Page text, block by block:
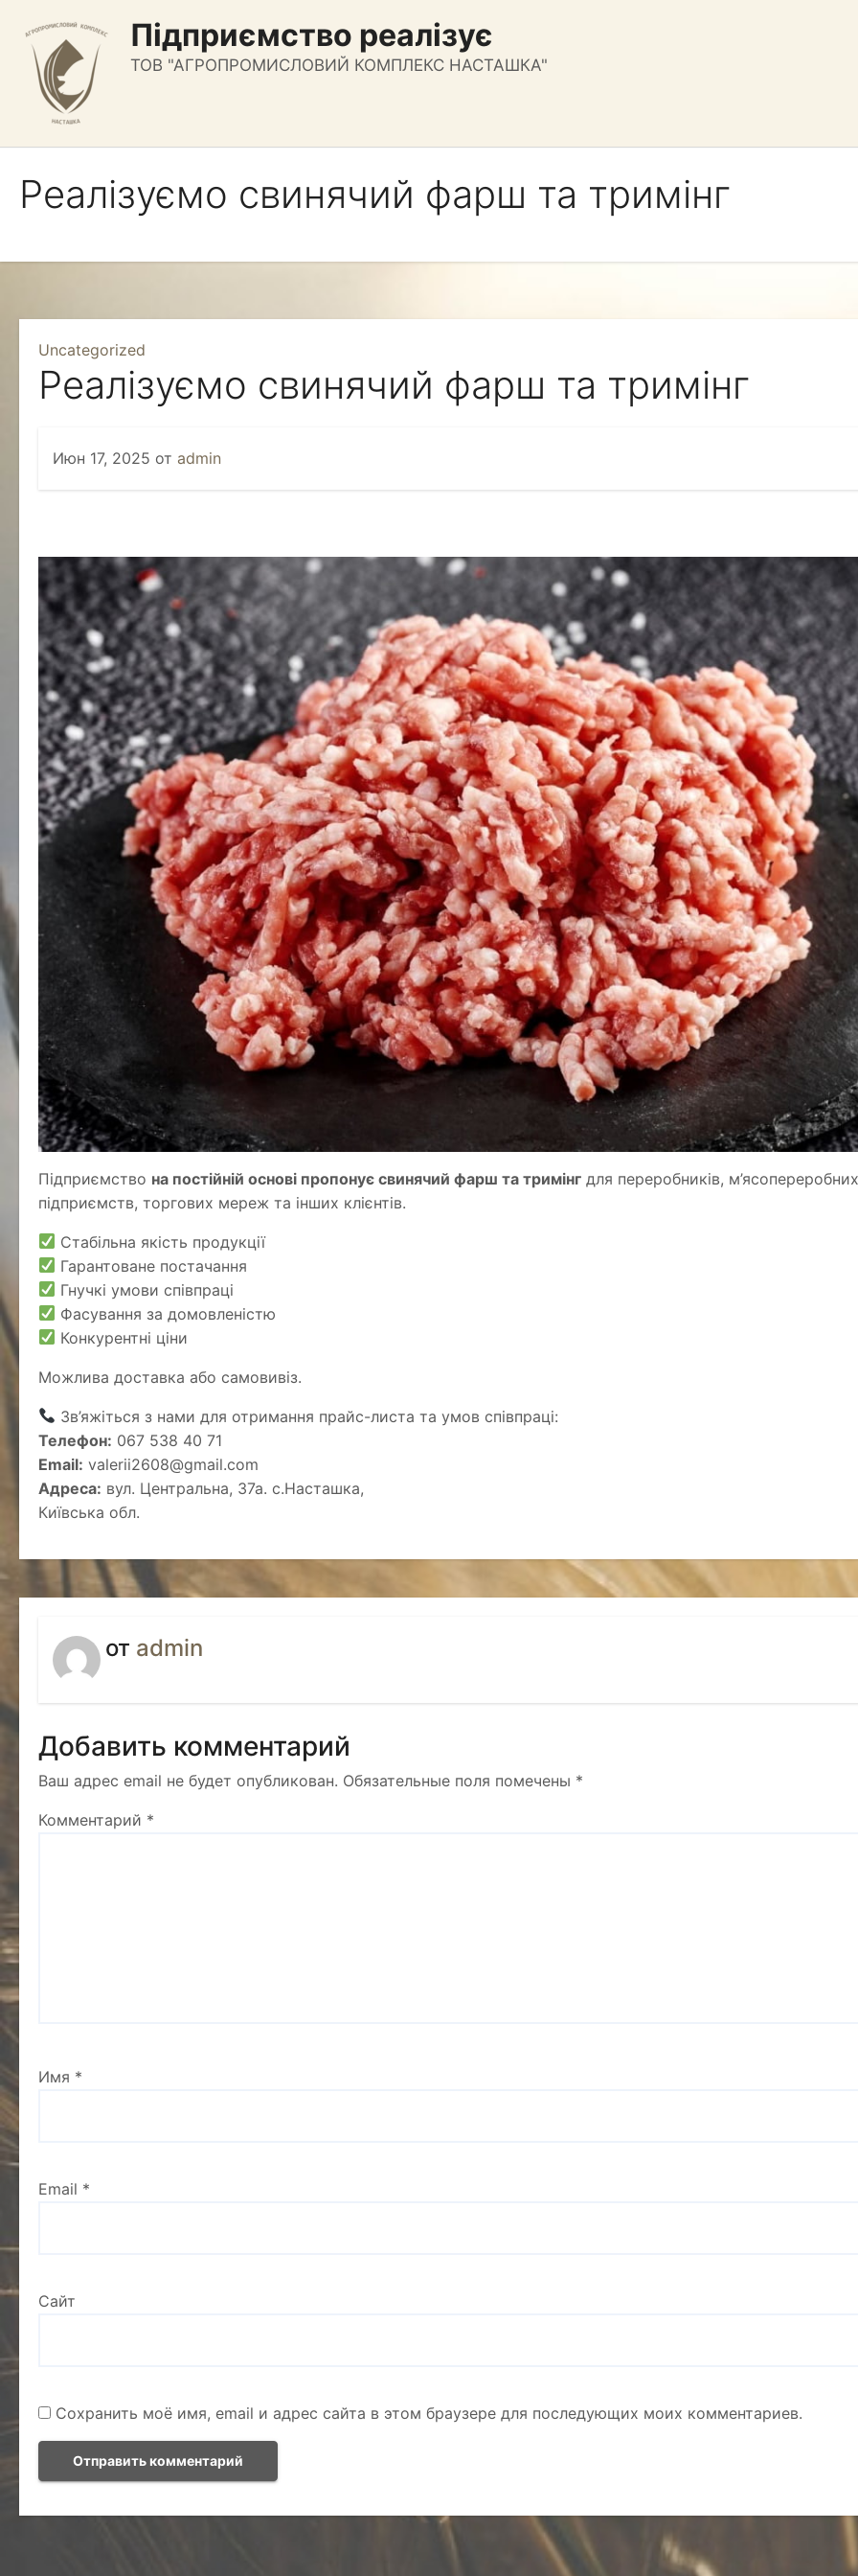
содержимому
Підприємство реалізує
ТОВ "АГРОПРОМИСЛОВИЙ КОМПЛЕКС НАСТАШКА"
Реалізуємо свинячий фарш та тримінг
Uncategorized
Реалізуємо свинячий фарш та тримінг
Июн 17, 2025 от admin
Підприємство на постійній основі пропонує свинячий фарш та тримінг для переробників, м’ясопереробних
підприємств, торгових мереж та інших клієнтів.
Стабільна якість продукції
Гарантоване постачання
Гнучкі умови співпраці
Фасування за домовленістю
Конкурентні ціни
Можлива доставка або самовивіз.
Зв’яжіться з нами для отримання прайс-листа та умов співпраці:
Телефон: 067 538 40 71
Email: valerii2608@gmail.com
Адреса: вул. Центральна, 37а. с.Насташка,
Київська обл.
от admin
Добавить комментарий
Ваш адрес email не будет опубликован. Обязательные поля помечены *
Комментарий *
Имя *
Email *
Сайт
Сохранить моё имя, email и адрес сайта в этом браузере для последующих моих комментариев.